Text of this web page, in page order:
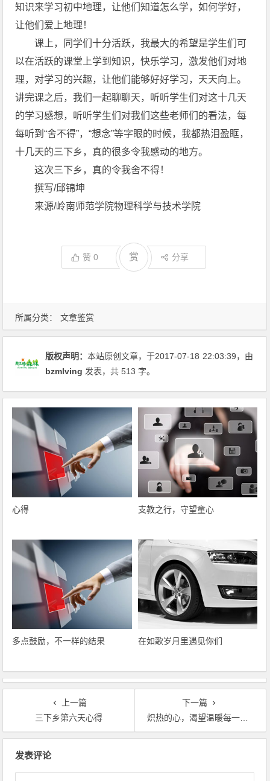
所属分类： 文章鉴赏
知识来学习初中地理，让他们知道怎么学，如何学好，
让他们爱上地理！
课上，同学们十分活跃，我最大的希望是学生们可
以在活跃的课堂上学到知识，快乐学习，激发他们对地
理，对学习的兴趣，让他们能够好好学习，天天向上。
讲完课之后，我们一起聊聊天，听听学生们对这十几天
的学习感想，听听学生们对我们这些老师们的看法，每
每听到“舍不得”，“想念”等字眼的时候，我都热泪盈眶，
十几天的三下乡，真的很多令我感动的地方。
这次三下乡，真的令我舍不得！
撰写/邱锦坤
来源/岭南师范学院物理科学与技术学院
赞0 赏 分享
版权声明：本站原创文章，于2017-07-18 22:03:39，由
bzmlving 发表，共 513 字。
心得 支教之行，守望童心
多点鼓励，不一样的结果 在如歌岁月里遇见你们
上一篇
三下乡第六天心得
下一篇
炽热的心，渴望温暖每一个孩子
发表评论